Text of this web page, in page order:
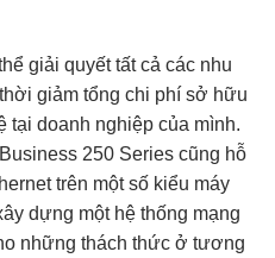
giải quyết tất cả các nhu
giảm tổng chi phí sở hữu
tại doanh nghiệp của mình.
250 Series cũng hỗ
trên một số kiểu máy
dựng một hệ thống mạng
những thách thức ở tương